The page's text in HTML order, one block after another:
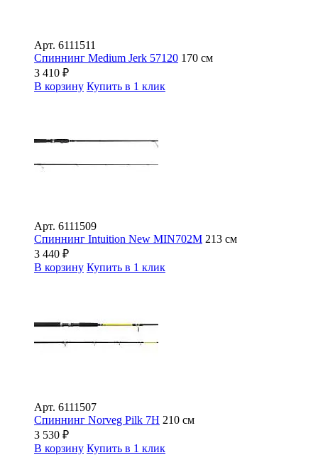
Арт. 6111511
Спиннинг Medium Jerk 57120 170 см
3 410 ₽
В корзину Купить в 1 клик
Арт. 6111509
Спиннинг Intuition New MIN702M 213 см
3 440 ₽
В корзину Купить в 1 клик
Арт. 6111507
Спиннинг Norveg Pilk 7H 210 см
3 530 ₽
В корзину Купить в 1 клик